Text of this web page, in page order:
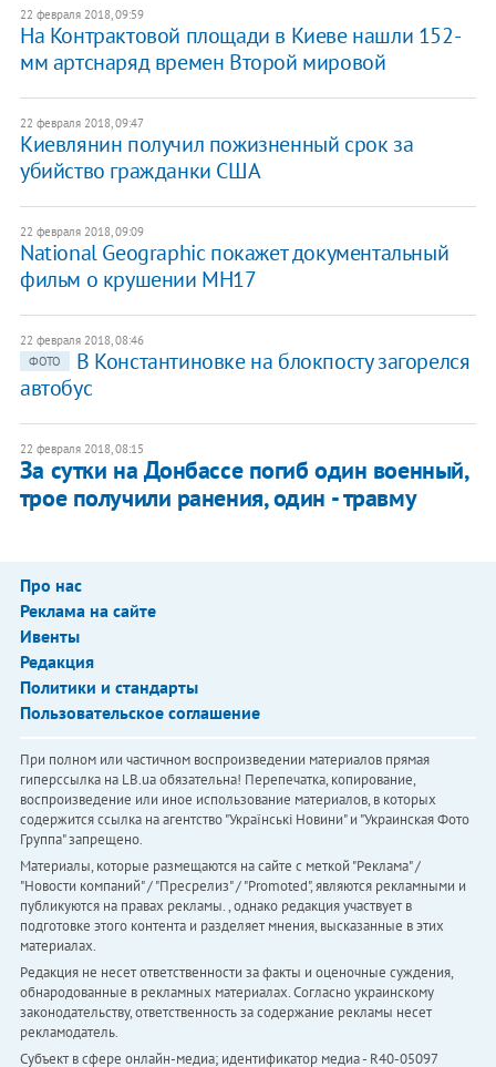
22 февраля 2018, 09:59
На Контрактовой площади в Киеве нашли 152-
мм артснаряд времен Второй мировой
22 февраля 2018, 09:47
Киевлянин получил пожизненный срок за
убийство гражданки США
22 февраля 2018, 09:09
​National Geographic покажет документальный
фильм о крушении MH17
22 февраля 2018, 08:46
ФОТО
В Константиновке на блокпосту загорелся
автобус
22 февраля 2018, 08:15
За сутки на Донбассе погиб один военный,
трое получили ранения, один - травму
Про нас
Реклама на сайте
Ивенты
Редакция
Политики и стандарты
Пользовательское соглашение
При полном или частичном воспроизведении материалов прямая
гиперссылка на LB.ua обязательна! Перепечатка, копирование,
воспроизведение или иное использование материалов, в которых
содержится ссылка на агентство "Українськi Новини" и "Украинская Фото
Группа" запрещено.
Материалы, которые размещаются на сайте с меткой "Реклама" /
"Новости компаний" / "Пресрелиз" / "Promoted", являются рекламными и
публикуются на правах рекламы. , однако редакция участвует в
подготовке этого контента и разделяет мнения, высказанные в этих
материалах.
Редакция не несет ответственности за факты и оценочные суждения,
обнародованные в рекламных материалах. Согласно украинскому
законодательству, ответственность за содержание рекламы несет
рекламодатель.
Субъект в сфере онлайн-медиа; идентификатор медиа - R40-05097